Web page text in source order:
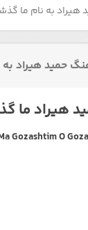
هیراد به نام ما
حمید هیراد
هیراد ما
Gozashtim O